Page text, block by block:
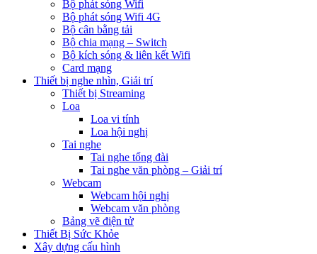
Bộ phát sóng Wifi
Bộ phát sóng Wifi 4G
Bộ cân bằng tải
Bộ chia mạng – Switch
Bộ kích sóng & liên kết Wifi
Card mạng
Thiết bị nghe nhìn, Giải trí
Thiết bị Streaming
Loa
Loa vi tính
Loa hội nghị
Tai nghe
Tai nghe tổng đài
Tai nghe văn phòng – Giải trí
Webcam
Webcam hội nghị
Webcam văn phòng
Bảng vẽ điện tử
Thiết Bị Sức Khỏe
Xây dựng cấu hình